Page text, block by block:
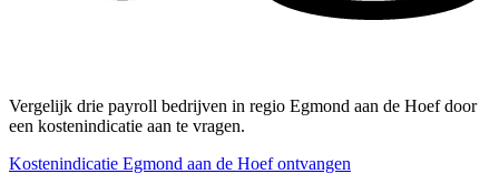
Vergelijk drie payroll bedrijven in regio Egmond aan de Hoef door
een kostenindicatie aan te vragen.
Kostenindicatie Egmond aan de Hoef ontvangen